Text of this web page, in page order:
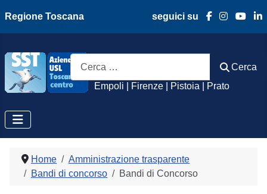
Regione Toscana seguici su
Azienda Usl
Empoli | Firenze | Pistoia | Prato
Cerca
Cerca
Home
Amministrazione trasparente
Bandi di concorso
Bandi di Concorso